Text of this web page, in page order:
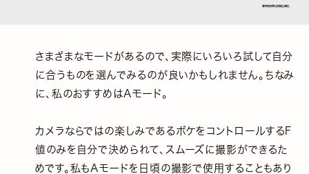
さまざまなモードがあるので、実際にいろいろ試して自分
に合うものを選んでみるのが良いかもしれません。ちなみ
に、私のおすすめはAモード。
カメラならではの楽しみであるボケをコントロールするF
値のみを自分で決められて、スムーズに撮影ができるた
めです。私もAモードを日頃の撮影で使用することもあり